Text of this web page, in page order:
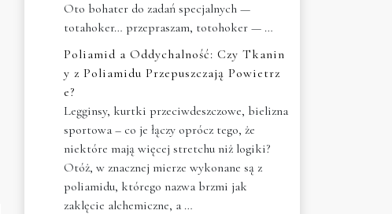
Oto bohater do zadań specjalnych —
totahoker… przepraszam, totohoker — …
Poliamid a Oddychalność: Czy Tkanin
y z Poliamidu Przepuszczają Powietrz
e?
Legginsy, kurtki przeciwdeszczowe, bielizna
sportowa – co je łączy oprócz tego, że
niektóre mają więcej stretchu niż logiki?
Otóż, w znacznej mierze wykonane są z
poliamidu, którego nazwa brzmi jak
zaklęcie alchemiczne, a …